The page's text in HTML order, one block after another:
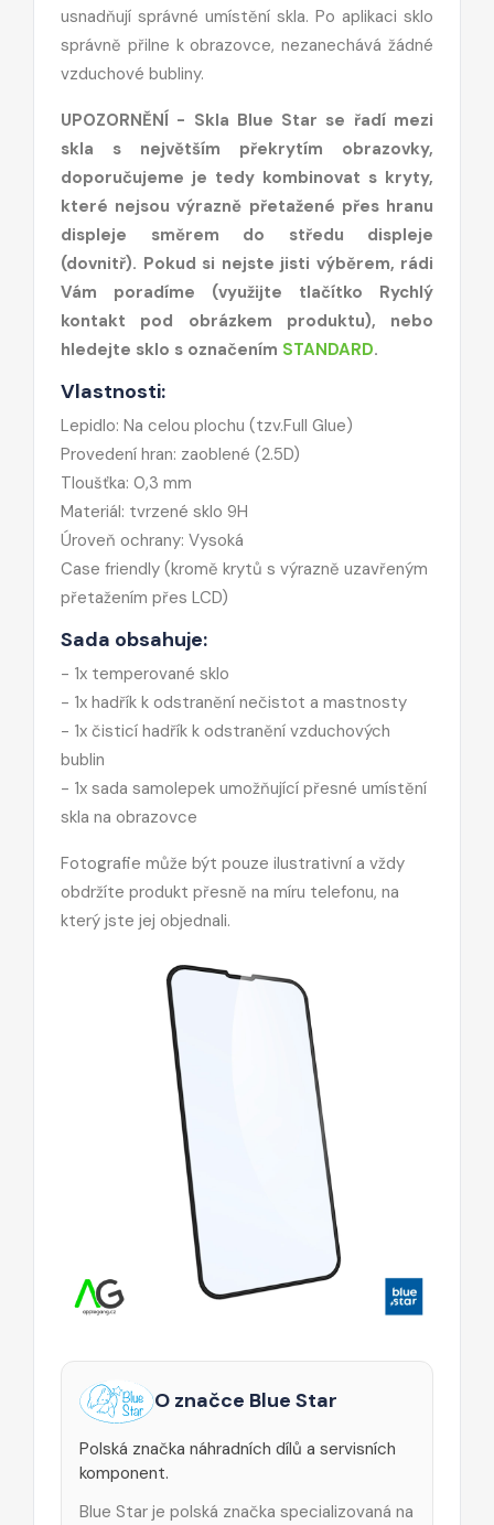
usnadňují správné umístění skla. Po aplikaci sklo
správně přilne k obrazovce, nezanechává žádné
vzduchové bubliny.
UPOZORNĚNÍ - Skla Blue Star se řadí mezi
skla s největším překrytím obrazovky,
doporučujeme je tedy kombinovat s kryty,
které nejsou výrazně přetažené přes hranu
displeje směrem do středu displeje
(dovnitř). Pokud si nejste jisti výběrem, rádi
Vám poradíme (využijte tlačítko Rychlý
kontakt pod obrázkem produktu), nebo
hledejte sklo s označením STANDARD.
Vlastnosti:
Lepidlo: Na celou plochu (tzv.Full Glue)
Provedení hran: zaoblené (2.5D)
Tloušťka: 0,3 mm
Materiál: tvrzené sklo 9H
Úroveň ochrany: Vysoká
Case friendly (kromě krytů s výrazně uzavřeným
přetažením přes LCD)
Sada obsahuje:
- 1x temperované sklo
- 1x hadřík k odstranění nečistot a mastnosty
- 1x čisticí hadřík k odstranění vzduchových
bublin
- 1x sada samolepek umožňující přesné umístění
skla na obrazovce
Fotografie může být pouze ilustrativní a vždy
obdržíte produkt přesně na míru telefonu, na
který jste jej objednali.
O značce Blue Star
Polská značka náhradních dílů a servisních
komponent.
Blue Star je polská značka specializovaná na